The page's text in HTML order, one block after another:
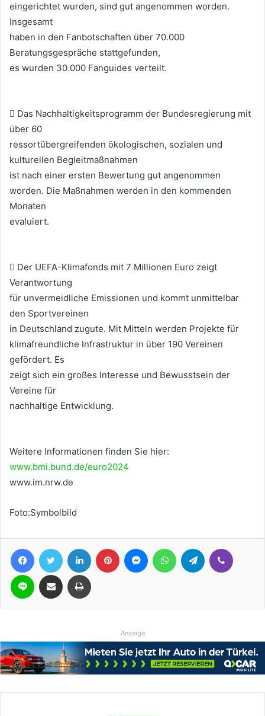
eingerichtet wurden, sind gut angenommen worden.
Insgesamt
haben in den Fanbotschaften über 70.000
Beratungsgespräche stattgefunden,
es wurden 30.000 Fanguides verteilt.
 Das Nachhaltigkeitsprogramm der Bundesregierung mit
über 60
ressortübergreifenden ökologischen, sozialen und
kulturellen Begleitmaßnahmen
ist nach einer ersten Bewertung gut angenommen
worden. Die Maßnahmen werden in den kommenden
Monaten
evaluiert.
 Der UEFA-Klimafonds mit 7 Millionen Euro zeigt
Verantwortung
für unvermeidliche Emissionen und kommt unmittelbar
den Sportvereinen
in Deutschland zugute. Mit Mitteln werden Projekte für
klimafreundliche Infrastruktur in über 190 Vereinen
gefördert. Es
zeigt sich ein großes Interesse und Bewusstsein der
Vereine für
nachhaltige Entwicklung.
Weitere Informationen finden Sie hier:
www.bmi.bund.de/euro2024
www.im.nrw.de
Foto:Symbolbild
FacebookTwitter LinkedIn Pinterest MessengerWhatsAppTelegram
Line Teile per E-Mail Drucken
Anzeige